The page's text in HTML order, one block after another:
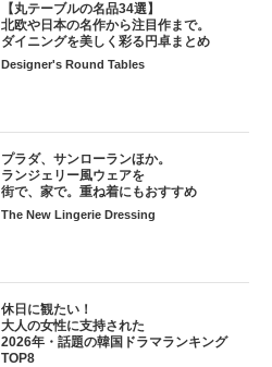
【丸テーブルの名品34選】
北欧や日本の名作から注目作まで。
ダイニングを美しく彩る円卓まとめ
Designer's Round Tables
プラダ、サンローランほか。
ランジェリー風ウェアを
街で、家で。重ね着にもおすすめ
The New Lingerie Dressing
休日に観たい！
大人の女性に支持された
2026年・話題の韓国ドラマランキング
TOP8